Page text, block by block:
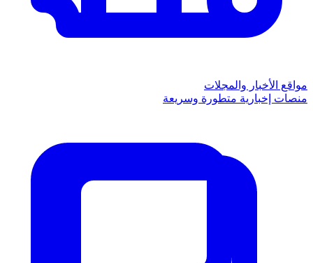
مواقع الأخبار والمجلات
منصات إخبارية متطورة وسريعة